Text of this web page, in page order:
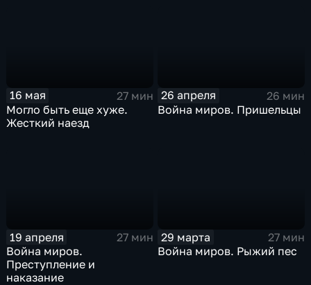
16 мая
27 мин
Могло быть еще хуже.
Жесткий наезд
26 апреля
26 мин
Война миров. Пришельцы
19 апреля
27 мин
Война миров.
Преступление и
наказание
29 марта
27 мин
Война миров. Рыжий пес